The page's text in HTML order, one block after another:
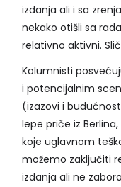
izdanja ali i sa
nekako otišli sa
relativno aktivni.
Kolumnisti
i potencijalnim
(izazovi i
lepe priče iz
koje uglavnom
možemo zaključiti
izdanja ali ne